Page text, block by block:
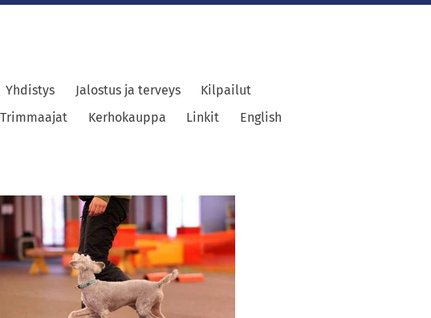
Yhdistys Jalostus ja terveys
Kilpailut
Trimmaajat Kerhokauppa Linkit English